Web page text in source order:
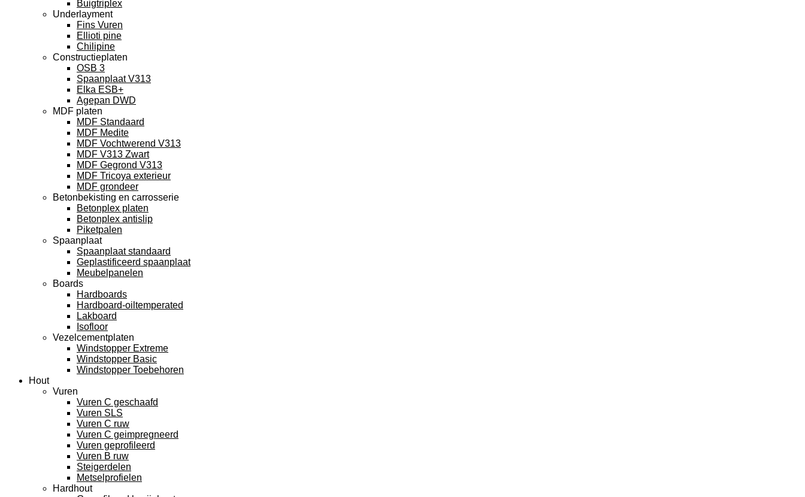
Buigtriplex
Underlayment
Fins Vuren
Ellioti pine
Chilipine
Constructieplaten
OSB 3
Spaanplaat V313
Elka ESB+
Agepan DWD
MDF platen
MDF Standaard
MDF Medite
MDF Vochtwerend V313
MDF V313 Zwart
MDF Gegrond V313
MDF Tricoya exterieur
MDF grondeer
Betonbekisting en carrosserie
Betonplex platen
Betonplex antislip
Piketpalen
Spaanplaat
Spaanplaat standaard
Geplastificeerd spaanplaat
Meubelpanelen
Boards
Hardboards
Hardboard-oiltemperated
Lakboard
Isofloor
Vezelcementplaten
Windstopper Extreme
Windstopper Basic
Windstopper Toebehoren
Hout
Vuren
Vuren C geschaafd
Vuren SLS
Vuren C ruw
Vuren C geimpregneerd
Vuren geprofileerd
Vuren B ruw
Steigerdelen
Metselprofielen
Hardhout